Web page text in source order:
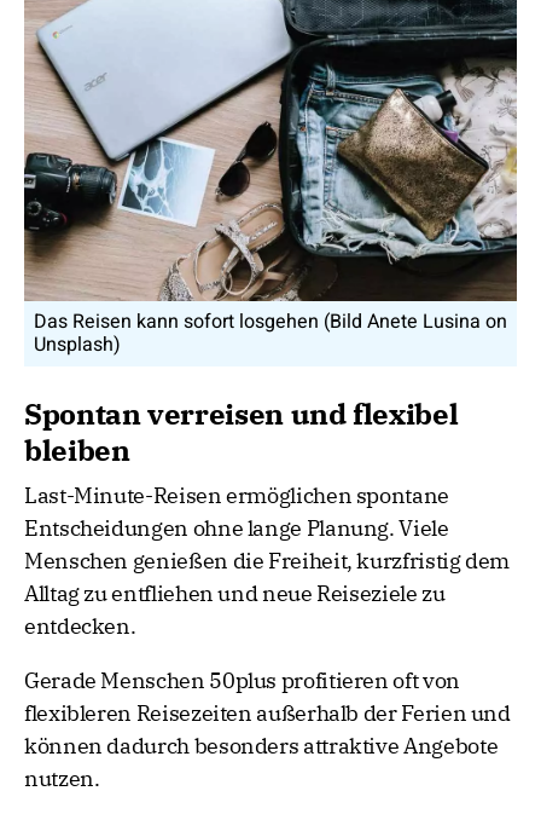
Das Reisen kann sofort losgehen (Bild Anete Lusina on
Unsplash)
Spontan verreisen und flexibel
bleiben
Last-Minute-Reisen ermöglichen spontane
Entscheidungen ohne lange Planung. Viele
Menschen genießen die Freiheit, kurzfristig dem
Alltag zu entfliehen und neue Reiseziele zu
entdecken.
Gerade Menschen 50plus profitieren oft von
flexibleren Reisezeiten außerhalb der Ferien und
können dadurch besonders attraktive Angebote
nutzen.